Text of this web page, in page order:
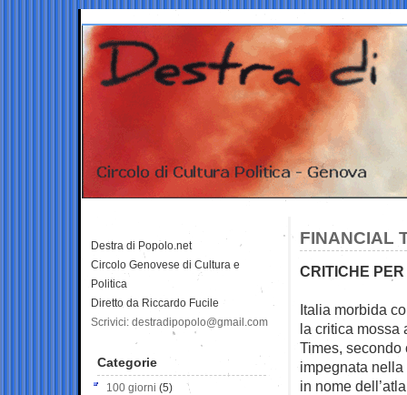
FINANCIAL
CRITICHE
Italia morbida
la critica mossa
Times, secondo
impegnata
in nome
Destra di Popolo.net
Circolo Genovese di Cultura e
Politica
Diretto da Riccardo Fucile
Scrivici: destradipopolo@gmail.com
Categorie
100 giorni (5)